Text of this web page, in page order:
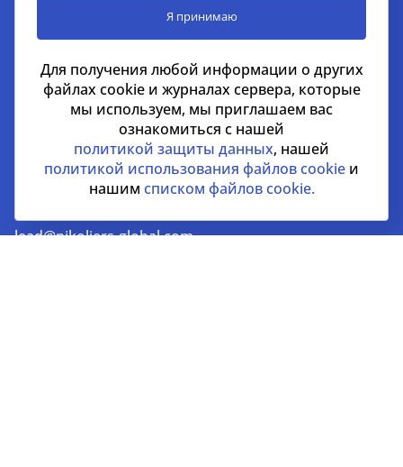
Продажа и приобретение недвижимости
Аренда недвижимости
EMAAR Square, здание 6, 7 этаж, Единый бизнес-
центр, квартал 702 в районе Бурдж-Халифа, Дубай,
lead@nikoliers-global.com
Я принимаю
Для получения любой информации о других
файлах cookie и журналах сервера, которые
мы используем, мы приглашаем вас
ознакомиться с нашей
политикой защиты данных, нашей
политикой использования файлов cookie и
нашим списком файлов cookie.